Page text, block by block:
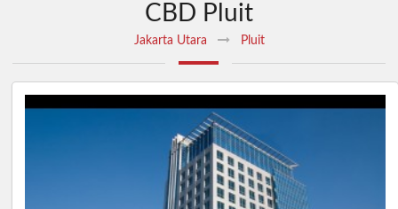
CBD Pluit
Jakarta Utara Pluit